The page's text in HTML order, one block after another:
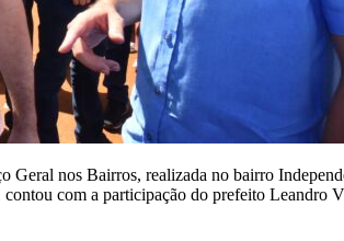
Geral nos Bairros, realizada no bairro
com a participação do prefeito